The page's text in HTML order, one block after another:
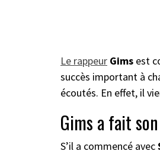
Le rappeur Gims est
succès important à
écoutés. En effet, il
Gims a fait
S’il a commencé avec